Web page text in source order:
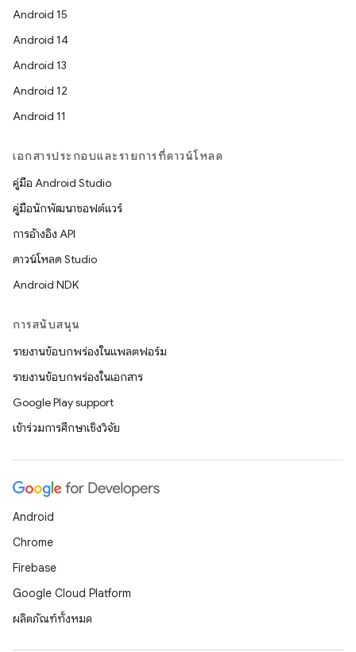
Android 15
Android 14
Android 13
Android 12
Android 11
เอกสารประกอบและรายการที่ดาวน์โหลด
คู่มือ Android Studio
คู่มือนักพัฒนาซอฟต์แวร์
การอ้างอิง API
ดาวน์โหลด Studio
Android NDK
การสนับสนุน
รายงานข้อบกพร่องในแพลตฟอร์ม
รายงานข้อบกพร่องในเอกสาร
Google Play support
เข้าร่วมการศึกษาเชิงวิจัย
Android
Chrome
Firebase
Google Cloud Platform
ผลิตภัณฑ์ทั้งหมด